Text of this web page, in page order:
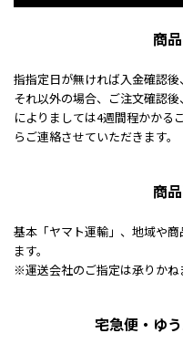
商
指指定日が無ければ入金確認後
それ以外の場合、ご注文確認
によりましては4週間程かかる
らご連絡させていただきます。
商
基本「ヤマト運輸」、地域や
ます。
※運送会社のご指定は承りかね
宅急便・ゆ